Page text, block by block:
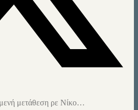
μετάθεση ρε Νίκο…